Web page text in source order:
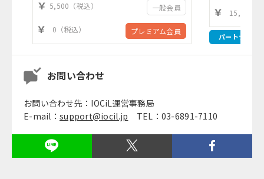
5,500（税込） 一般会員
0（税込） プレミアム会員
15,630（
パートナー
お問い合わせ
お問い合わせ先：IOCiL運営事務局
E-mail： support@iocil.jp TEL：03-6891-7110